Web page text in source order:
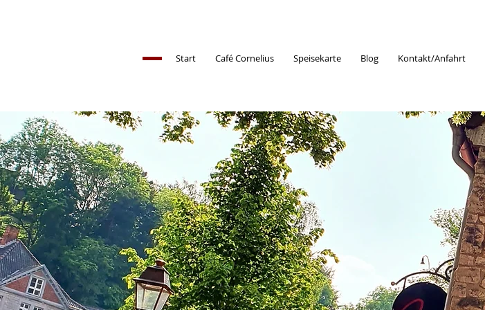
Start Café Cornelius Speisekarte Blog Kontakt/Anfahrt